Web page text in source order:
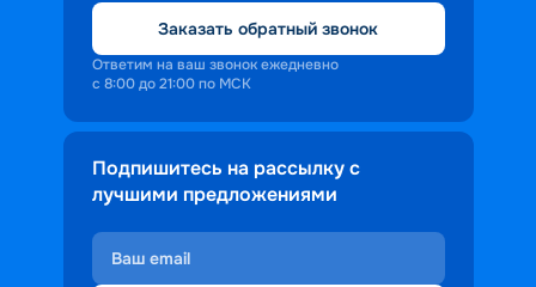
Заказать обратный звонок
Ответим на ваш звонок ежедневно
с 8:00 до 21:00 по МСК
Подпишитесь на рассылку с
лучшими предложениями